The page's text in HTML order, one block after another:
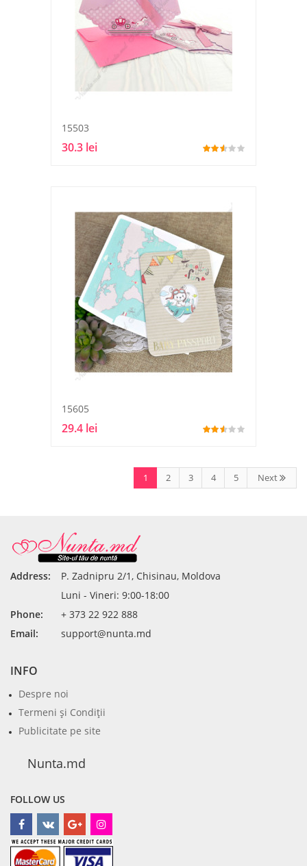
15503
30.3 lei
15605
29.4 lei
1 2 3 4 5 Next
Address:
P. Zadnipru 2/1, Chisinau, Moldova
Luni - Vineri: 9:00-18:00
Phone:
+ 373 22 922 888
Email:
support@nunta.md
INFO
Despre noi
Termeni şi Condiţii
Publicitate pe site
Nunta.md
FOLLOW US